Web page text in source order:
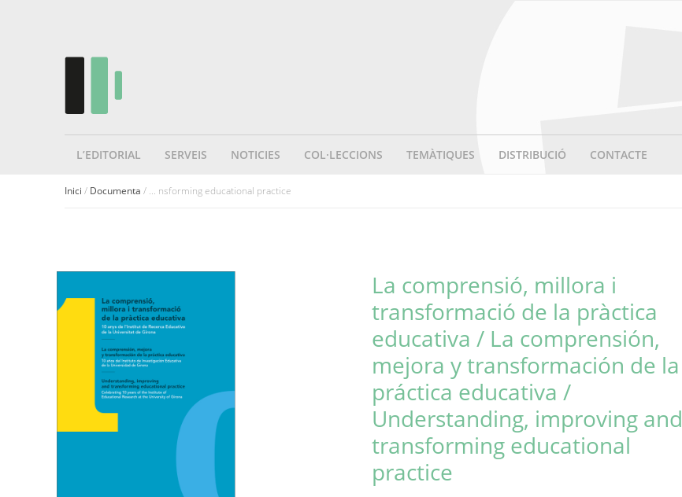
L’EDITORIAL SERVEIS NOTICIES COL·LECCIONS TEMÀTIQUES DISTRIBUCIÓ CONTACTE
Inici / Documenta / ... nsforming educational practice
La comprensió, millora i
transformació de la pràctica
educativa / La comprensión,
mejora y transformación de la
práctica educativa /
Understanding, improving and
transforming educational
practice